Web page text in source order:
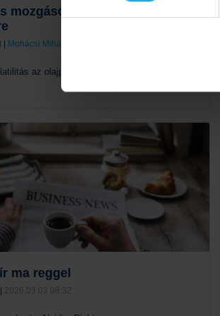
mozgásokat hozott a március
Mohácsi Mihály
az olajpiacokon
Tovább
ma reggel
| 2026.03.03 08:32